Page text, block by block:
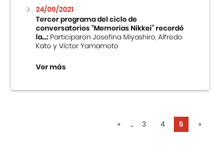
24/09/2021
Tercer programa del ciclo de
conversatorios “Memorias Nikkei” recordó
la...:Participaron Josefina Miyashiro, Alfredo
Kato y Víctor Yamamoto
Ver más
« ... 3 4 5 »